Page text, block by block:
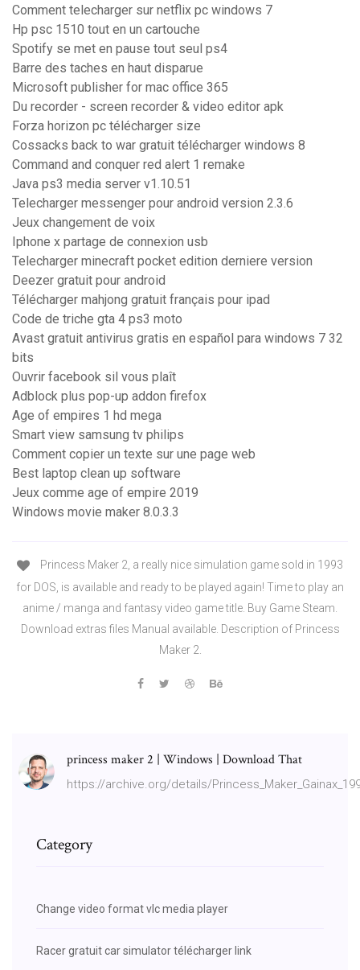
Comment telecharger sur netflix pc windows 7
Hp psc 1510 tout en un cartouche
Spotify se met en pause tout seul ps4
Barre des taches en haut disparue
Microsoft publisher for mac office 365
Du recorder - screen recorder & video editor apk
Forza horizon pc télécharger size
Cossacks back to war gratuit télécharger windows 8
Command and conquer red alert 1 remake
Java ps3 media server v1.10.51
Telecharger messenger pour android version 2.3.6
Jeux changement de voix
Iphone x partage de connexion usb
Telecharger minecraft pocket edition derniere version
Deezer gratuit pour android
Télécharger mahjong gratuit français pour ipad
Code de triche gta 4 ps3 moto
Avast gratuit antivirus gratis en español para windows 7 32
bits
Ouvrir facebook sil vous plaît
Adblock plus pop-up addon firefox
Age of empires 1 hd mega
Smart view samsung tv philips
Comment copier un texte sur une page web
Best laptop clean up software
Jeux comme age of empire 2019
Windows movie maker 8.0.3.3
Princess Maker 2, a really nice simulation game sold in 1993
for DOS, is available and ready to be played again! Time to play an
anime / manga and fantasy video game title. Buy Game Steam.
Download extras files Manual available. Description of Princess
Maker 2.
princess maker 2 | Windows | Download That
https://archive.org/details/
Category
Change video format vlc media player
Racer gratuit car simulator télécharger link